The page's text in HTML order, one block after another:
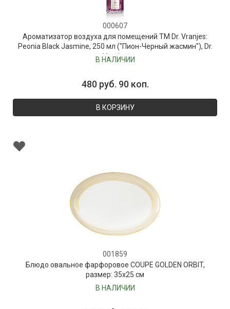
000607
Ароматизатор воздуха для помещений ТМ Dr. Vranjes:
Peonia Black Jasmine, 250 мл ("Пион-Черный жасмин"), Dr.
Vranjes
В НАЛИЧИИ
480 руб. 90 коп.
В КОРЗИНУ
001859
Блюдо овальное фарфоровое COUPE GOLDEN ORBIT,
размер: 35х25 см
В НАЛИЧИИ